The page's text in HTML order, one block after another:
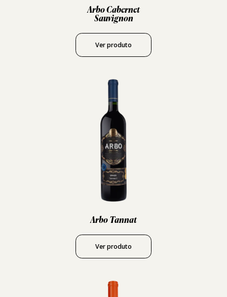
Arbo Cabernet
Sauvignon
Ver produto
Arbo Tannat
Ver produto